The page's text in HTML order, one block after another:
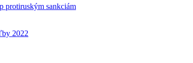
protiruským sankciám
2022